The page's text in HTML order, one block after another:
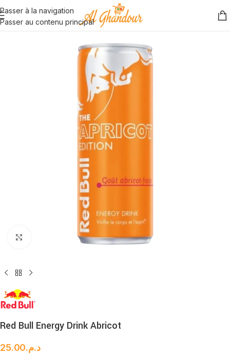
Passer à la navigation
Passer au contenu principal
Cliquez pour agrandir
Red Bull Energy Drink Abricot
د.م.25.00